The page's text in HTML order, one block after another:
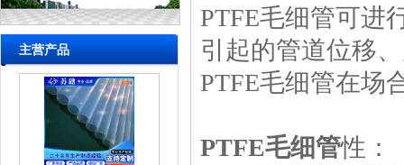
主营产品
PTFE毛细管可进
引起的管道位移
PTFE毛细管在场
PTFE毛细管性：